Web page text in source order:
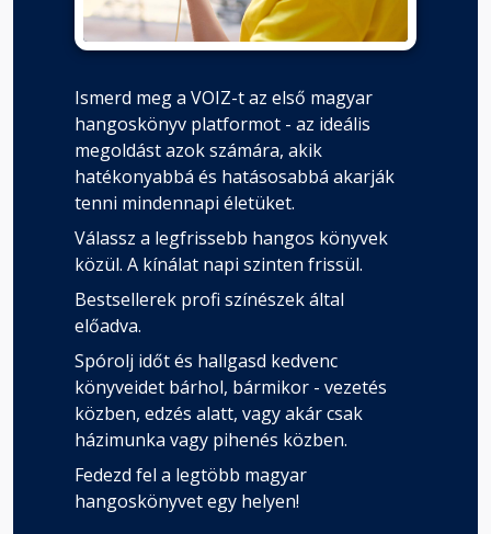
Ismerd meg a VOIZ-t az első magyar
hangoskönyv platformot - az ideális
megoldást azok számára, akik
hatékonyabbá és hatásosabbá akarják
tenni mindennapi életüket.
Válassz a legfrissebb hangos könyvek
közül. A kínálat napi szinten frissül.
Bestsellerek profi színészek által
előadva.
Spórolj időt és hallgasd kedvenc
könyveidet bárhol, bármikor - vezetés
közben, edzés alatt, vagy akár csak
házimunka vagy pihenés közben.
Fedezd fel a legtöbb magyar
hangoskönyvet egy helyen!